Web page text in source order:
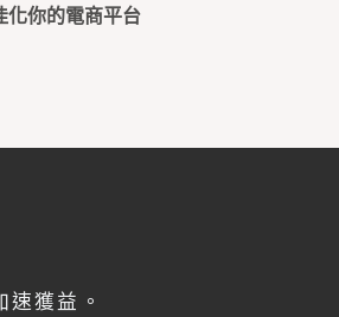
化你的電商平台
獲益。